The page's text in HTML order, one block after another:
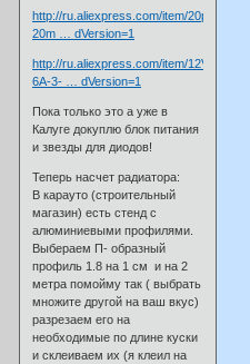
http://ru.aliexpress.com/item/20pcs-
20m … dVersion=1
http://ru.aliexpress.com/item/12V-
6A-3- … dVersion=1
Пока только это а уже в
Калуге докуплю блок питания
и звезды для диодов!
Теперь насчет радиатора:
В карауто (строительный
магазин) есть стенд с
алюминиевыми профилями.
Выбераем П- образный
профиль 1.8 на 1 см и на 2
метра помойму так ( выбрать
множите другой на ваш вкус)
разрезаем его на
необходимые по длине куски
и склеиваем их (я клеил на